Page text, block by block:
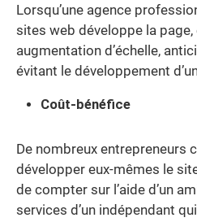
Lorsqu’une agence
sites web développe la
augmentation d’échelle,
évitant le développement
Coût-bénéfice
De nombreux entrepreneurs
développer eux-mêmes le
de compter sur l’aide d’un
services d’un indépendant